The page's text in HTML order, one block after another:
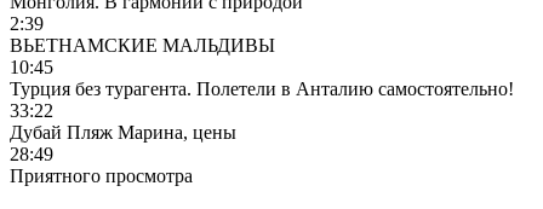
2:39
ВЬЕТНАМСКИЕ МАЛЬДИВЫ
10:45
Турция без турагента. Полетели в Анталию самостоятельно!
33:22
Дубай Пляж Марина, цены
28:49
Приятного просмотра